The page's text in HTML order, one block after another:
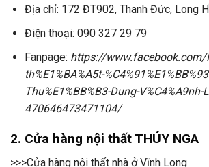
Địa chỉ: 172 ĐT902, Thanh Đức, Long
Điện thoại: 090 327 29 79
Fanpage: https://www.facebook.com/
th%E1%BA%A5t-
Thu%E1%BB%B3-Dung-V%C4%A9nh-
470646473471104/
2. Cửa hàng nội thất THÚY NGA
>>>Cửa hàng nội thất nhà ở Vĩnh Long